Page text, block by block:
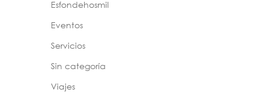
Esfondehosmil
Eventos
Servicios
Sin categoría
Viajes